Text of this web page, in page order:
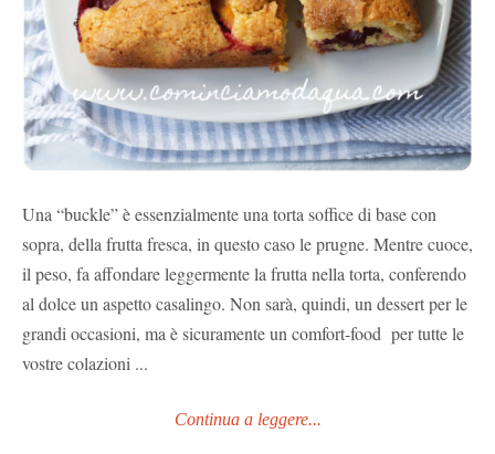
Una “buckle” è essenzialmente una torta soffice di base con
sopra, della frutta fresca, in questo caso le prugne. Mentre cuoce,
il peso, fa affondare leggermente la frutta nella torta, conferendo
al dolce un aspetto casalingo. Non sarà, quindi, un dessert per le
grandi occasioni, ma è sicuramente un comfort-food per tutte le
vostre colazioni ...
Continua a leggere...